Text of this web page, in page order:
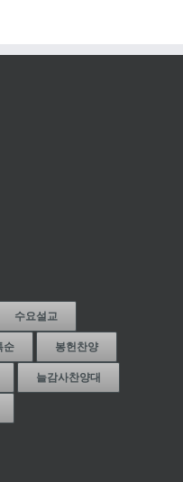
수요설교
순 봉헌찬양
늘감사찬양대